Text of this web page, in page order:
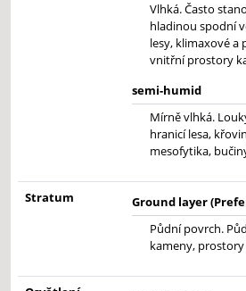
Vlhká. Často
hladinou spodní
lesy, klimaxové a
vnitřní prostory
semi-humid
Mírně vlhká.
hranicí lesa,
mesofytika,
Stratum
Ground layer
Půdní povrch.
kameny,